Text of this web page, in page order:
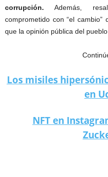
corrupción. Además,
comprometido con “el
que la opinión pública del
Los misiles
en
NFT en